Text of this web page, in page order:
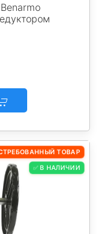
ТОВАР
✅ В НАЛИЧИИ